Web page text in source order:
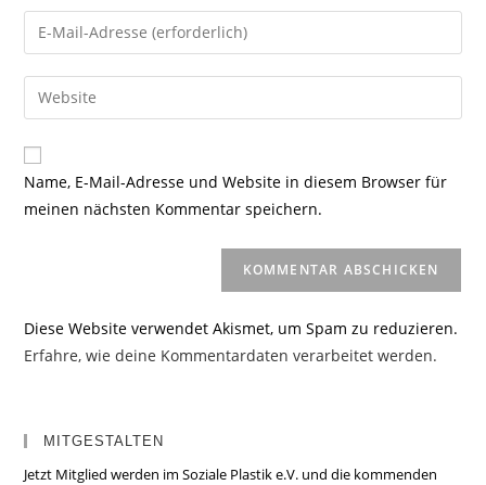
Namen
oder
zum
Kommentieren
ein
Gib
deine
E-
Mail-
zum
Kommentieren
ein
Gib
deine
Website-
URL
Name, E-Mail-Adresse und Website in diesem Browser für
meinen nächsten Kommentar speichern.
Diese Website verwendet Akismet, um Spam zu reduzieren.
Erfahre, wie deine Kommentardaten verarbeitet werden.
MITGESTALTEN
Jetzt Mitglied werden im Soziale Plastik e.V. und die kommenden